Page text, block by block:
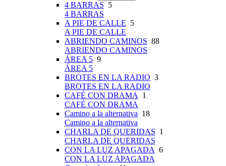
4 BARRAS 5
4 BARRAS
A PIE DE CALLE 5
A PIE DE CALLE
ABRIENDO CAMINOS 88
ABRIENDO CAMINOS
ÁREA 5 9
ÁREA 5
BROTES EN LA RADIO 3
BROTES EN LA RADIO
CAFÉ CON DRAMA
1
CAFÉ CON DRAMA
Camino a la alternativa 18
Camino a la alternativa
CHARLA DE QUERIDAS 1
CHARLA DE QUERIDAS
CON LA LUZ APAGADA 6
CON LA LUZ APAGADA